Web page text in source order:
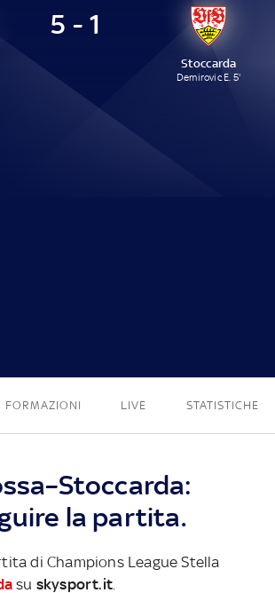
5 - 1
Stoccarda
Demirovic E. 5'
FORMAZIONI LIVE STATISTICHE
la partita.
di Champions League Stella
su skysport.it